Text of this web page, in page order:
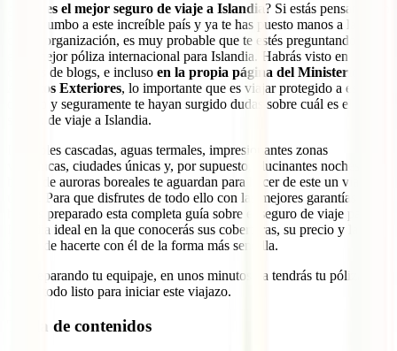
Cuál es el mejor seguro de viaje a Islandia? Si estás pensando en
poner rumbo a este increíble país y ya te has puesto manos a la obra
con la organización, es muy probable que te estés preguntando cuál
es la mejor póliza internacional para Islandia. Habrás visto en
cientos de blogs, e incluso en la propia página del Ministerio de
Asuntos Exteriores, lo importante que es viajar protegido a este
destino y seguramente te hayan surgido dudas sobre cuál es el mejor
seguro de viaje a Islandia.
Increíbles cascadas, aguas termales, impresionantes zonas
volcánicas, ciudades únicas y, por supuesto, alucinantes noches en
busca de auroras boreales te aguardan para hacer de este un viaje
único. Para que disfrutes de todo ello con las mejores garantías te
hemos preparado esta completa guía sobre el seguro de viaje para
Islandia ideal en la que conocerás sus coberturas, su precio y la
forma de hacerte con él de la forma más sencilla.
Ve preparando tu equipaje, en unos minutos ya tendrás tu póliza y
estará todo listo para iniciar este viajazo.
Tabla de contenidos